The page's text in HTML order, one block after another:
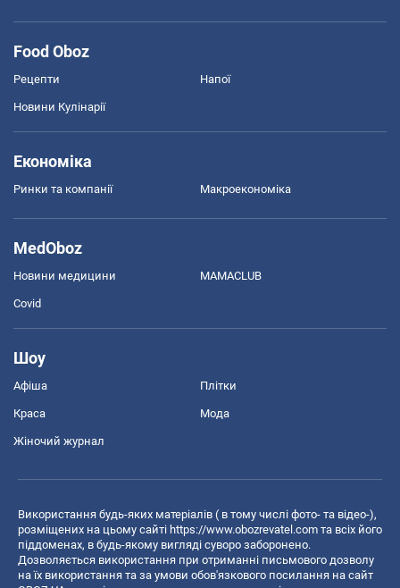
Food Oboz
Рецепти Напої
Новини Кулінарії
Економіка
Ринки та компанії Макроекономіка
MedOboz
Новини медицини MAMACLUB
Covid
Шоу
Афіша Плітки
Краса Мода
Жіночий журнал
Використання будь-яких матеріалів ( в тому числі фото- та відео-),
розміщених на цьому сайті https://www.obozrevatel.com та всіх його
піддоменах, в будь-якому вигляді суворо заборонено.
Дозволяється використання при отриманні письмового дозволу
на їх використання та за умови обов'язкового посилання на сайт